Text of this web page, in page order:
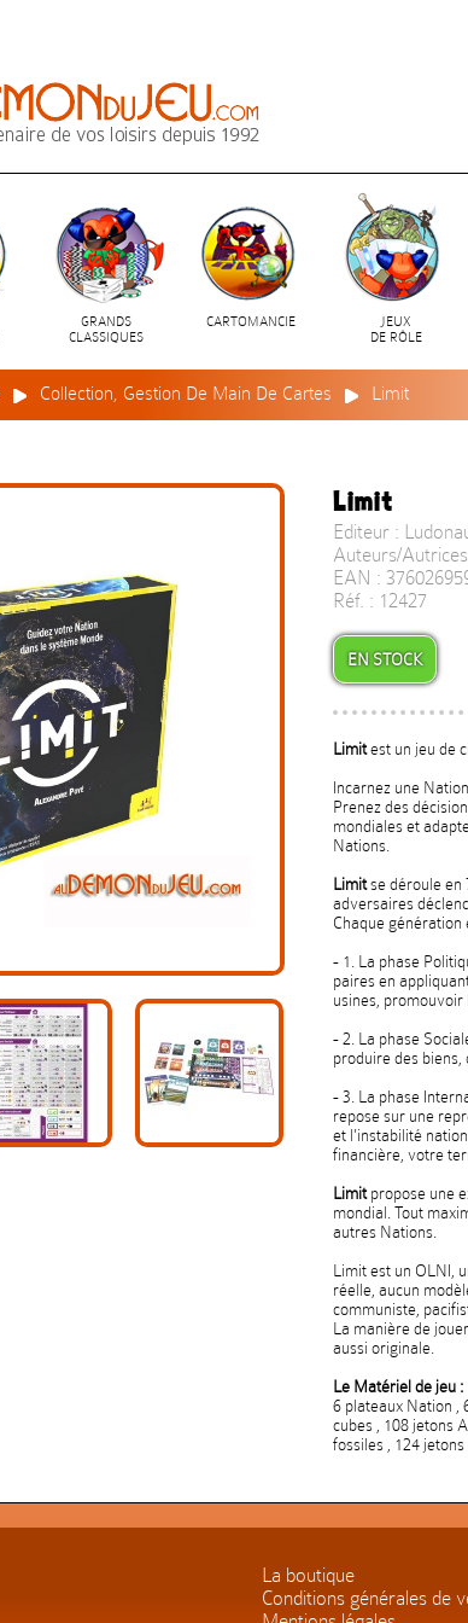
GRANDS
CLASSIQUES
CARTOMANCIE
JEUX
DE RÔLE
Collection, Gestion De Main De Cartes Limit
Limit
Editeur :
Auteurs/
EAN :
Réf. : 12427
EN STOCK
Limitest un jeu de
Incarnez une
Prenez des
mondiales et
Nations.
Limitse déroule en
adversaires
Chaque génération
- 1. La phase
paires en
usines,
- 2. La phase
produire des biens,
- 3. La phase
repose sur une
et l'instabilité
financière, votre
Limitpropose une
mondial. Tout
autres Nations.
Limit est un OLNI,
réelle, aucun
communiste,
La manière de
aussi originale.
Le Matériel de jeu :
6 plateaux Nation ,
cubes , 108 jetons
fossiles , 124
La boutique
Conditions générales de